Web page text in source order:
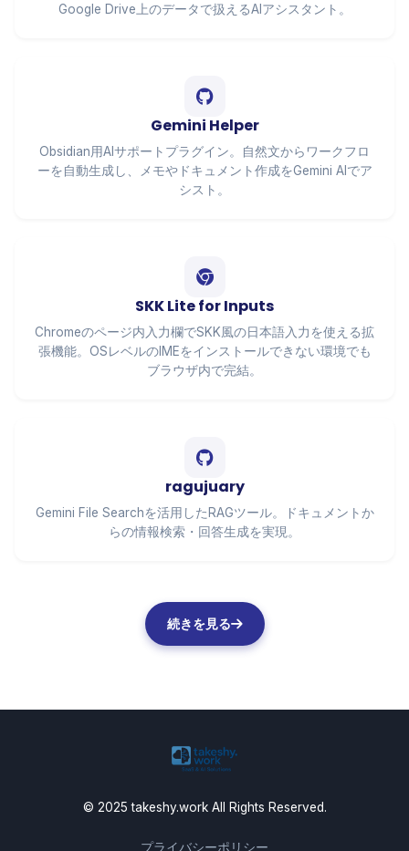
Google Drive上のデータで扱えるAIアシスタント。
Gemini Helper
Obsidian用AIサポートプラグイン。自然文からワークフロ
ーを自動生成し、メモやドキュメント作成をGemini AIでア
シスト。
SKK Lite for Inputs
Chromeのページ内入力欄でSKK風の日本語入力を使える拡
張機能。OSレベルのIMEをインストールできない環境でも
ブラウザ内で完結。
ragujuary
Gemini File Searchを活用したRAGツール。ドキュメントか
らの情報検索・回答生成を実現。
続きを見る
© 2025 takeshy.work All Rights Reserved.
プライバシーポリシー